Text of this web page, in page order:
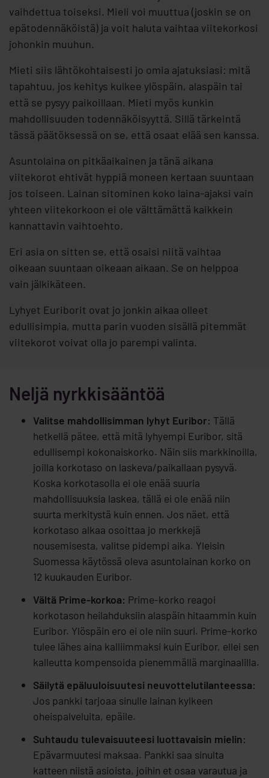
vaihdettua toiseksi. Mieli voi muuttua (joskin se on
epätodennäköistä) ja voit haluta vaihtaa viitekorkosi
johonkin muuhun.
Mieti siis lähtökohtaisesti jo omia ajatuksiasi: mitä
tapahtuu, jos kehitys kulkee ylöspäin, alaspäin tai
että se pysyy paikoillaan. Mieti myös kunkin
mahdollisuuden todennäköisyyttä. Sillä tärkeintä
tässä päätöksessä on se, että osaat elää sen kanssa.
Asuntolaina on pitkäaikainen ja tänä aikana
viitekorot ehtivät hyppiä moneen kertaan suuntaan
jos toiseen. Lainan sitominen koko laina-ajaksi vain
yhteen viitekorkoon ei ole välttämättä kaikkein
kannattavin vaihtoehto.
Eri asia on sitten se, että osaisi niitä vaihtaa
oikeaan suuntaan oikeaan aikaan. Se on helppoa
vain jälkikäteen.
Lyhyet Euriborit ovat jo jonkin aikaa olleet
edullisimpia, mutta parin vuoden sisällä pitemmät
viitekorot voivat olla jo parempi valinta.
Neljä nyrkkisääntöä
Valitse mahdollisimman lyhyt Euribor: Tällä
hetkellä pätee, että mitä lyhyempi Euribor, sitä
edullisempi kokonaiskorko. Näin siis markkinoilla,
joilla korkotaso on laskeva/paikallaan pysyvä.
Koska korkotasolla ei ole enää suuria
mahdollisuuksia laskea, tällä ei ole enää niin
suurta merkitystä kuin ennen. Jos näet, että
korkotaso alkaa osoittaa jo merkkejä
nousemisesta, valitse pidempi aika. Yleisin
Suomessa käytössä oleva asuntolainan korko on
12 kuukauden Euribor.
Vältä Prime-korkoa: Prime-korko reagoi
korkotason heilahduksiin alaspäin hitaammin kuin
Euribor. Ylöspäin ero ei ole niin suuri. Prime-korko
tulee lähes aina kalliimmaksi kuin Euribor, ellei sen
kalleutta kompensoida pienemmällä marginaalilla.
Säilytä epäluuloisuutesi neuvottelutilanteessa:
Jos pankki tarjoaa sinulle lainan kylkeen
oheispalveluita, epäile.
Suhtaudu tulevaisuuteesi luottavaisin mielin:
Epävarmuutesi maksaa. Pankki saa sinulta
katteen niistä asioista, joihin et osaa varautua ja